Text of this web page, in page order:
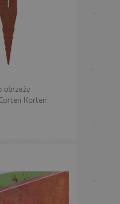
obrzeży
Korten